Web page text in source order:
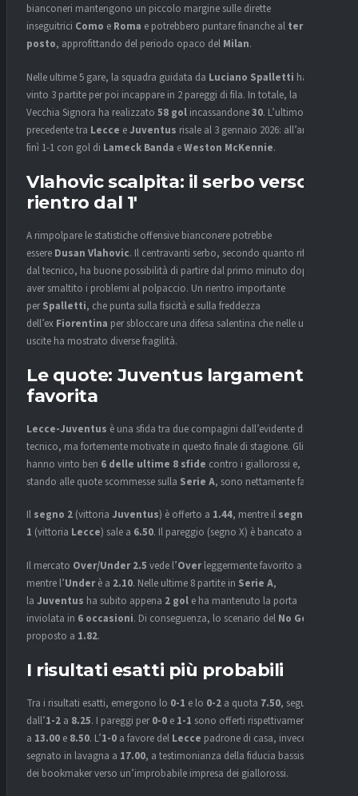
bianconeri mantengono un piccolo margine sulle dirette
inseguitrici Como e Roma e potrebbero puntare finanche al terzo
posto, approfittando del periodo opaco del Milan.
Nelle ultime 5 gare, la squadra guidata da Luciano Spalletti ha
vinto 3 partite per poi incappare in 2 pareggi di fila. In totale, la
Vecchia Signora ha realizzato 58 gol incassandone30. L’ultimo
precedente tra Lecce eJuventus risale al 3 gennaio 2026: all’andata
finì 1-1 con gol di Lameck Banda eWeston McKennie.
Vlahovic scalpita: il serbo verso il
rientro dal 1′
A rimpolpare le statistiche offensive bianconere potrebbe
essere Dusan Vlahovic. Il centravanti serbo, secondo quanto riferito
dal tecnico, ha buone possibilità di partire dal primo minuto dopo
aver smaltito i problemi al polpaccio. Un rientro importante
perSpalletti, che punta sulla fisicità e sulla freddezza
dell’ex Fiorentina per sbloccare una difesa salentina che nelle ultime
uscite ha mostrato diverse fragilità.
Le quote: Juventus largamente
favorita
Lecce-Juventus è una sfida tra due compagini dall’evidente divario
tecnico, ma fortemente motivate in questo finale di stagione. Gli ospiti
hanno vinto ben 6 delle ultime 8 sfide contro i giallorossi e,
stando alle quote scommesse sulla Serie A, sono nettamente favoriti.
Il segno 2 (vittoria Juventus) è offerto a 1.44, mentre il segno
1 (vittoria Lecce) sale a 6.50. Il pareggio (segno X) è bancato a
Il mercato Over/Under 2.5 vede l’Overleggermente favorito a
mentre l’Underè a 2.10. Nelle ultime 8 partite in Serie A,
la Juventus ha subito appena 2 gol e ha mantenuto la porta
inviolata in 6 occasioni. Di conseguenza, lo scenario del No Gol
proposto a 1.82.
I risultati esatti più probabili
Tra i risultati esatti, emergono lo 0-1 e lo 0-2 a quota 7.50, seguiti
dall’1-2 a 8.25. I pareggi per0-0 e 1-1 sono offerti rispettivamente
a 13.00 e 8.50. L’1-0 a favore del Lecce padrone di casa, invece, è
segnato in lavagna a 17.00, a testimonianza della fiducia bassissima
dei bookmaker verso un’improbabile impresa dei giallorossi.